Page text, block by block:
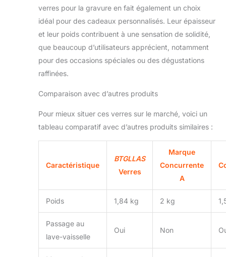
verres pour la gravure en fait également un choix
idéal pour des cadeaux personnalisés. Leur épaisseur
et leur poids contribuent à une sensation de solidité,
que beaucoup d’utilisateurs apprécient, notamment
pour des occasions spéciales ou des dégustations
raffinées.
Comparaison avec d’autres produits
Pour mieux situer ces verres sur le marché, voici un
tableau comparatif avec d’autres produits similaires :
Caractéristique
BTGLLAS
Verres
Marque
Concurrente
A
Poids 1,84 kg 2 kg
Passage au
lave-vaisselle
Oui Non